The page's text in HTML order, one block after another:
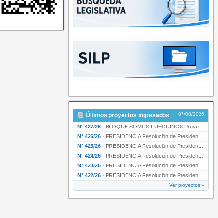
Últimos proyectos ingresados 07/08/2026
N° 427/26 · BLOQUE SOMOS FUEGUINOS Proyecto de Declaración declarando de interés provincial PRESIDENCI…
N° 426/26 · PRESIDENCIA Resolución de Presidencia N° 216/26 declarando de interés provincial la labor …
N° 425/26 · PRESIDENCIA Resolución de Presidencia N° 212/26 declarando de interés provincial el “50° A…
N° 424/26 · PRESIDENCIA Resolución de Presidencia Nº 210/26 declarando de interés provincial el proyec…
N° 423/26 · PRESIDENCIA Resolución de Presidencia Nº 209/26 declarando de interés provincial la presen…
N° 422/26 · PRESIDENCIA Resolución de Presidencia N° 200/26 para su ratificación.
Ver proyectos »